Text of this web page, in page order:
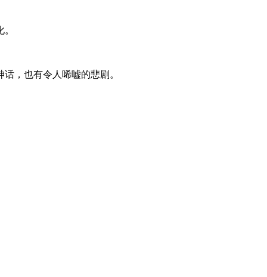
，也有令人唏嘘的悲剧。